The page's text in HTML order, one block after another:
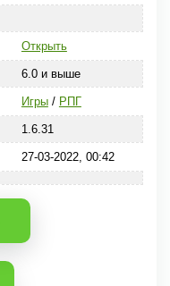
Открыть
6.0 и выше
Игры/ РПГ
1.6.31
27-03-2022, 00:42